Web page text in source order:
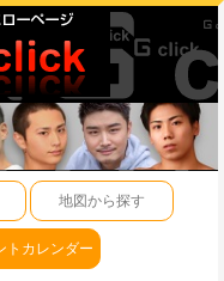
地図から探す
トカレンダー